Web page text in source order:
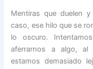
Mentiras que duelen
caso, ese hilo que se
lo oscuro.
aferrarnos a algo,
estamos demasiado